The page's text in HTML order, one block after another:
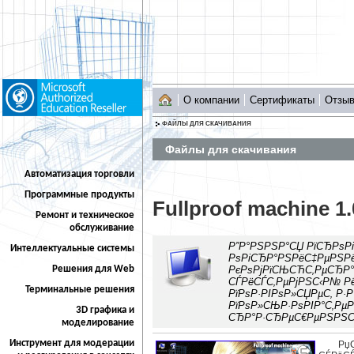
Автоматизация торговли
Программные продукты
Ремонт и техническое
обслуживание
Интеллектуальные системы
Решения для Web
Терминальные решения
3D графика и
моделирование
Инструмент для модерации
О компании Сертификаты
ФАЙЛЫ ДЛЯ СКАЧИВАНИЯ
Файлы для скачивания
Fullproof machine
Р”Р°РЅРЅР°СЏ
СЃРёСЃС‚РµРјРЅС‹Р№
РїРѕР·РІРѕР»СЏРµС‚